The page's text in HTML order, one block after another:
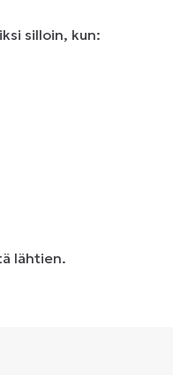
silloin, kun:
lähtien.